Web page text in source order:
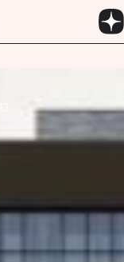
содержанию